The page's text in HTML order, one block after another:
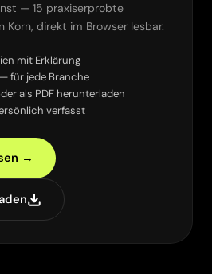
— 15 praxiserprobte
Korn, direkt im Browser lesbar.
mit Erklärung
für jede Branche
als PDF herunterladen
verfasst
→